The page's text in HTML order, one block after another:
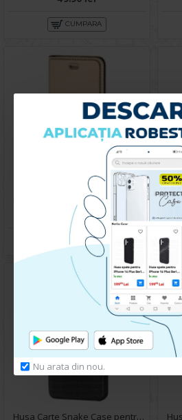
Nu arata din nou.
CUMPARA
49.90 lei
CUMPARA
Husa Carte Snake Case pentru Samsung Galaxy A72 - Negru